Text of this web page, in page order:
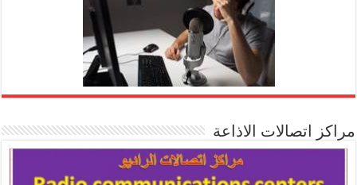
مراكز اتصالات الاذاعة